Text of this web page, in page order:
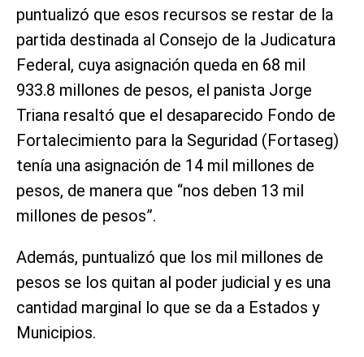
puntualizó que esos recursos se restar de la
partida destinada al Consejo de la Judicatura
Federal, cuya asignación queda en 68 mil
933.8 millones de pesos, el panista Jorge
Triana resaltó que el desaparecido Fondo de
Fortalecimiento para la Seguridad (Fortaseg)
tenía una asignación de 14 mil millones de
pesos, de manera que “nos deben 13 mil
millones de pesos”.
Además, puntualizó que los mil millones de
pesos se los quitan al poder judicial y es una
cantidad marginal lo que se da a Estados y
Municipios.